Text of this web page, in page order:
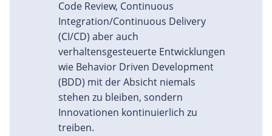
Code Review, Continuous
Integration/Continuous Delivery
(CI/CD) aber auch
verhaltensgesteuerte Entwicklungen
wie Behavior Driven Development
(BDD) mit der Absicht niemals
stehen zu bleiben, sondern
Innovationen kontinuierlich zu
treiben.